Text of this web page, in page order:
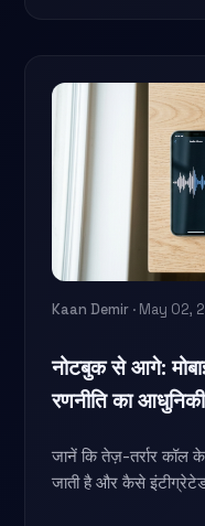
Kaan Demir · May 02,
नोटबुक से आगे:
रणनीति का
जानें कि तेज़-तर्रार कॉल
जाती है और कैसे